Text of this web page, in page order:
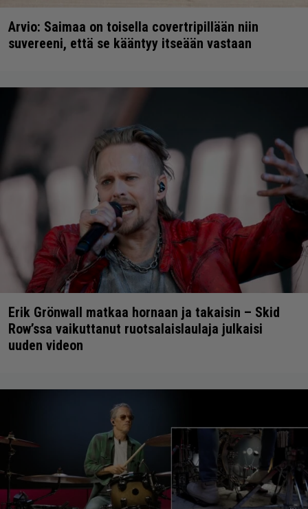
Arvio: Saimaa on toisella covertripillään niin
suvereeni, että se kääntyy itseään vastaan
Erik Grönwall matkaa hornaan ja takaisin – Skid
Row’ssa vaikuttanut ruotsalaislaulaja julkaisi
uuden videon